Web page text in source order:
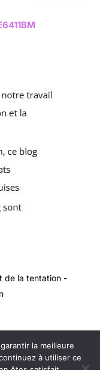
de la tentation -
la meilleure
à utiliser ce